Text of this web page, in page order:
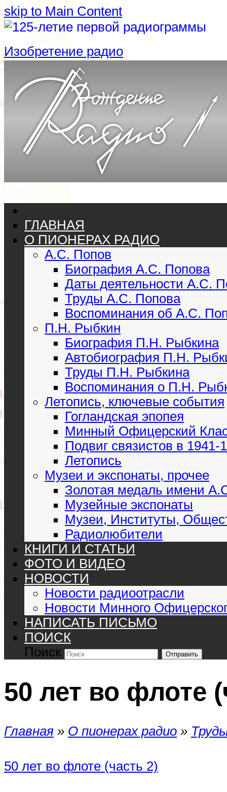
skip to Main Content
Изобретение радио
ГЛАВНАЯ
О ПИОНЕРАХ РАДИО
А.С. Попов
Биография А.С. Попова
Даты деятельности А.С.
Труды А.С. Попова
Воспоминания об А.С.
П.Н. Рыбкин
Биография П.Н. Рыбкина
Автобиография П.Н.
Труды П.Н. Рыбкина
Воспоминания о П.Н.
Летопись, ключевые события
Гогландская эпопея
Минный Офицерский
Подвиг связистов в 1941-
Летопись
Музеи и экспонаты, прочее
Золотая медаль имени
Музейные экспонаты
Музеи, Институты,
Радиолюбители
КНИГИ И СТАТЬИ
ФОТО И ВИДЕО
НОВОСТИ
Новости радиоотрасли
Новости Минного
НАПИСАТЬ ПИСЬМО
ПОИСК
Поиск
Отправить
50 лет во флоте
Главная » О пионерах радио »
50 лет во флоте (часть 2)